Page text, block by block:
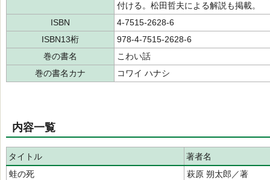
付ける。松田哲夫による解説も掲載。
ISBN
4-7515-2628-6
ISBN13桁
978-4-7515-2628-6
巻の書名
こわい話
巻の書名カナ
コワイ ハナシ
内容一覧
タイトル
著者名
蛙の死
萩原 朔太郎／著